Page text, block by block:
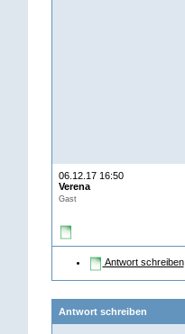
06.12.17 16:50
Verena
Gast
Antwort schreiben
Antwort schreiben